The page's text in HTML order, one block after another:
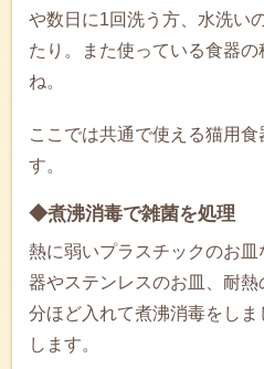
や数日に1回洗う方、水洗い
たり。また使っている食器
ね。
ここでは共通で使える猫用
す。
◆煮沸消毒で雑菌を処理
熱に弱いプラスチックのお
器やステンレスのお皿、耐
分ほど入れて煮沸消毒をし
します。